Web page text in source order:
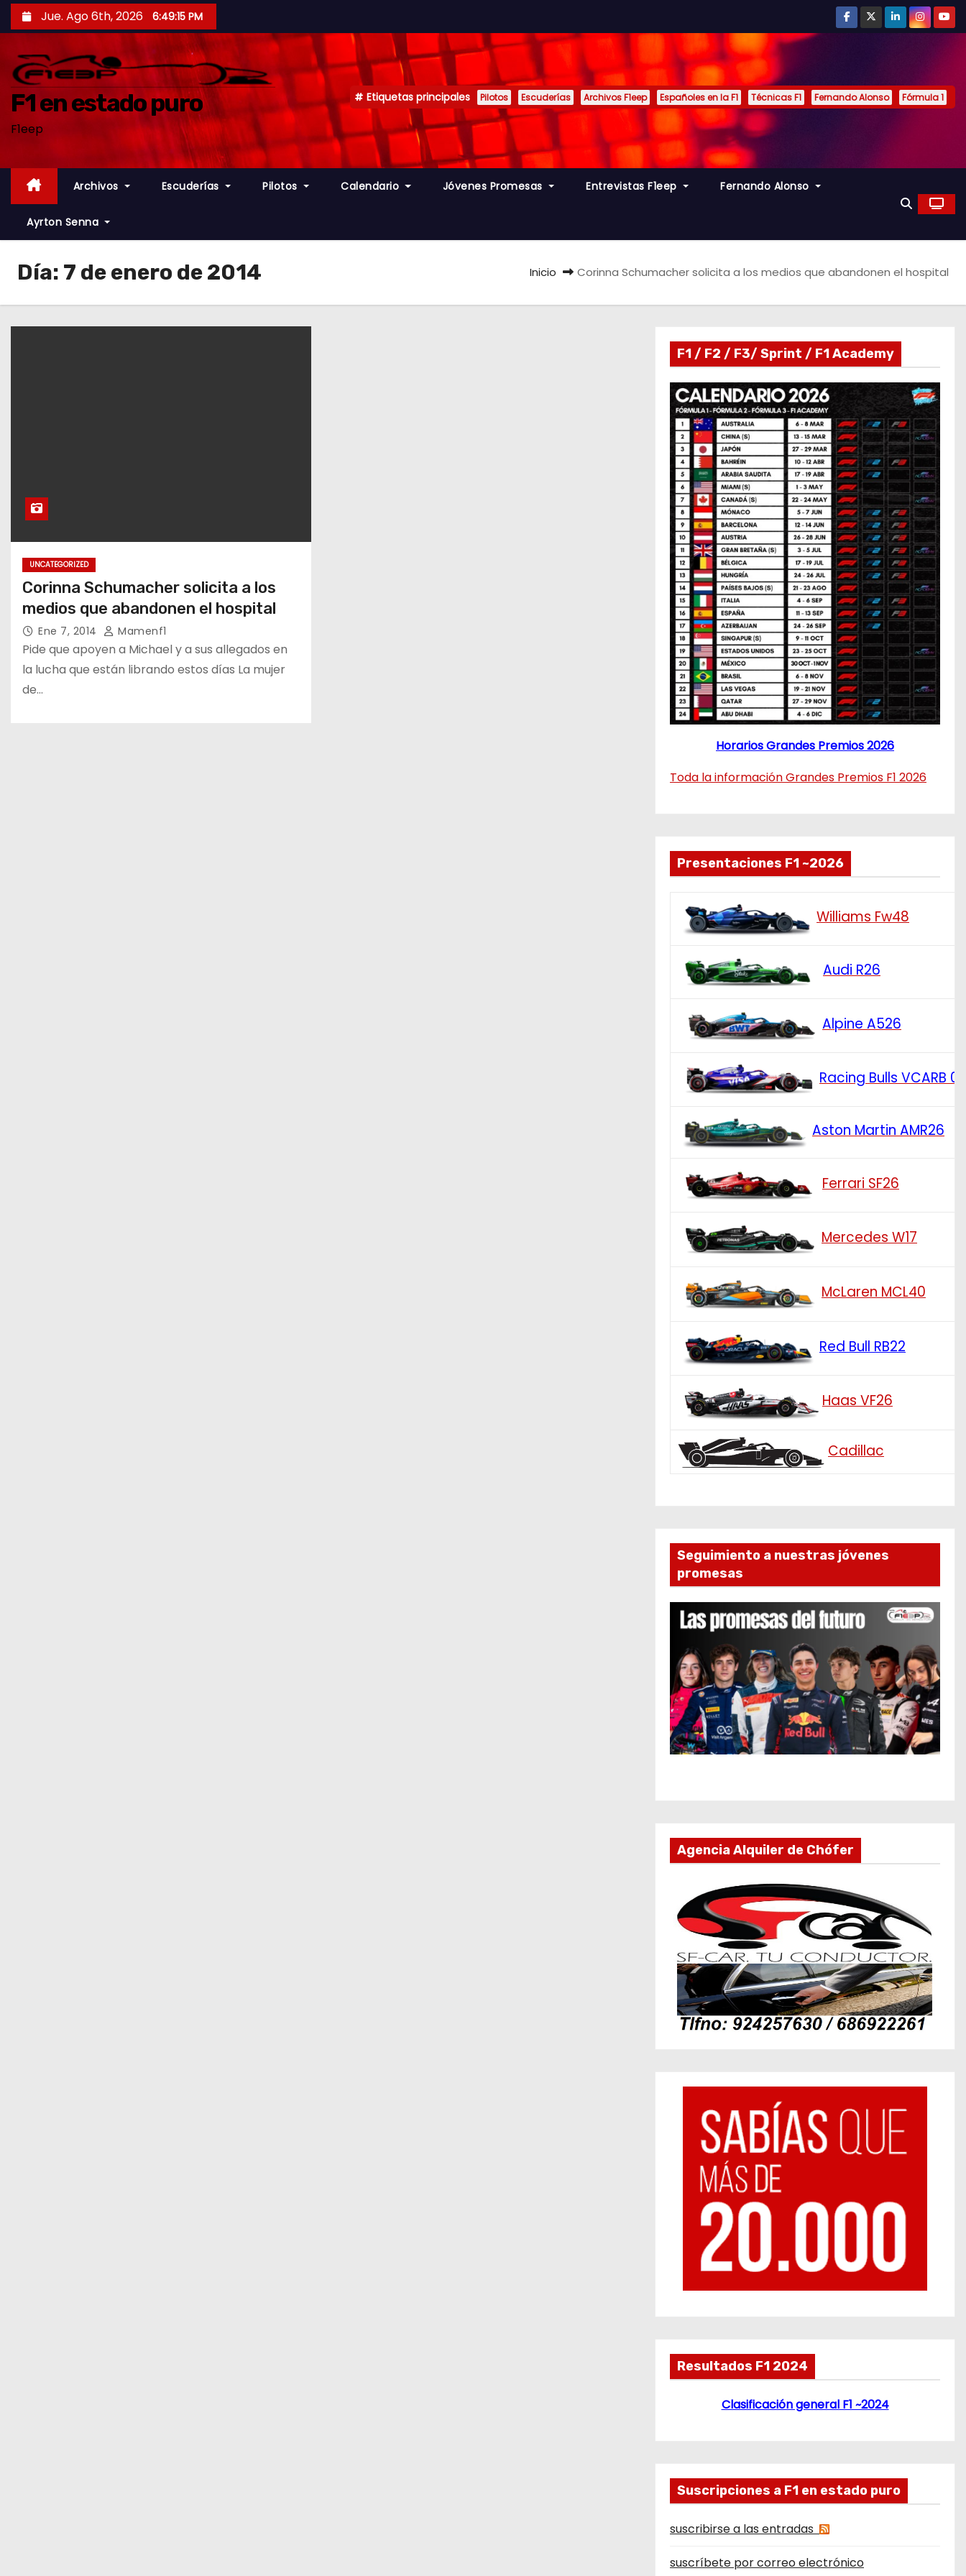
a
c
Jue. Ago 6th, 2026 6:49:16 PM
F1 en estado puro
F1eep
Etiquetas principales Pilotos Escuderías Archivos F1eep Españoles en la F1 Técnicas F1 Fernando Alonso Fórmula 1
Archivos Escuderías Pilotos Calendario Jóvenes Promesas Entrevistas F1eep Fernando Alonso
Ayrton Senna
Día: 7 de enero de 2014 Inicio Corinna Schumacher solicita a los medios que abandonen el hospital
UNCATEGORIZED
Corinna Schumacher solicita a los
medios que abandonen el hospital
Ene 7, 2014 Mamenf1
Pide que apoyen a Michael y a sus allegados en
la lucha que están librando estos días La mujer
de…
F1 / F2 / F3/ Sprint / F1 Academy
Horarios Grandes Premios 2026
Toda la información Grandes Premios F1 2026
Presentaciones F1 ~2026
Williams Fw48
Audi R26
Alpine A526
Racing Bulls VCARB 03
Aston Martin AMR26
Ferrari SF26
Mercedes W17
McLaren MCL40
Red Bull RB22
Haas VF26
Cadillac
Seguimiento a nuestras jóvenes
promesas
Agencia Alquiler de Chófer
Resultados F1 2024
Clasificación general F1 ~2024
Suscripciones a F1 en estado puro
suscribirse a las entradas
suscríbete por correo electrónico